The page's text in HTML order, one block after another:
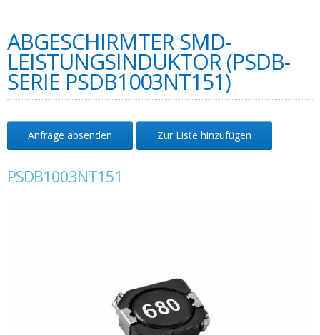
ABGESCHIRMTER SMD-
LEISTUNGSINDUKTOR (PSDB-
SERIE PSDB1003NT151)
Anfrage absenden Zur Liste hinzufügen
PSDB1003NT151